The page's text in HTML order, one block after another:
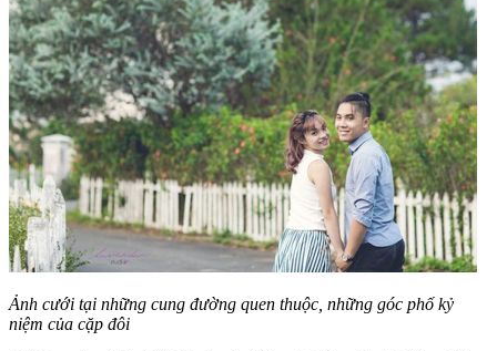
Ảnh cưới tại những cung đường quen thuộc, những góc phố kỷ
niệm của cặp đôi